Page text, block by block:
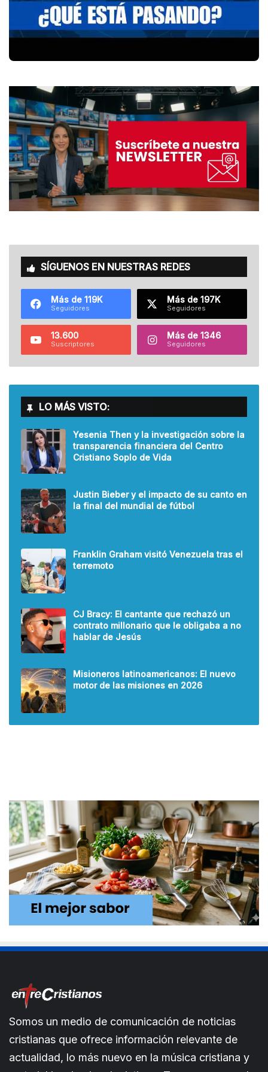
SÍGUENOS EN NUESTRAS REDES
Más de 119K
Seguidores
Más de 197K
Seguidores
13.600
Suscriptores
Más de 1346
Seguidores
LO MÁS VISTO:
Yesenia Then y la investigación sobre la
transparencia financiera del Centro
Cristiano Soplo de Vida
Justin Bieber y el impacto de su canto en
la final del mundial de fútbol
Franklin Graham visitó Venezuela tras el
terremoto
CJ Bracy: El cantante que rechazó un
contrato millonario que le obligaba a no
hablar de Jesús
Misioneros latinoamericanos: El nuevo
motor de las misiones en 2026
Somos un medio de comunicación de noticias
cristianas que ofrece información relevante de
actualidad, lo más nuevo en la música cristiana y